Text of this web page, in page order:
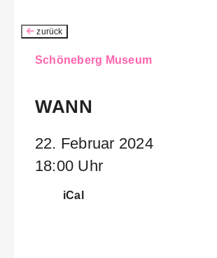
zurück
Schöneberg Museum
WANN
22. Februar 2024
18:00 Uhr
iCal